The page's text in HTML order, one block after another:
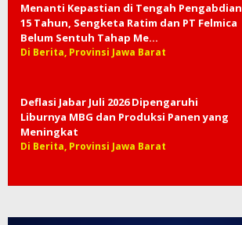
Menanti Kepastian di Tengah Pengabdian
15 Tahun, Sengketa Ratim dan PT Felmica
Belum Sentuh Tahap Me…
Di Berita, Provinsi Jawa Barat
Deflasi Jabar Juli 2026 Dipengaruhi
Liburnya MBG dan Produksi Panen yang
Meningkat
Di Berita, Provinsi Jawa Barat